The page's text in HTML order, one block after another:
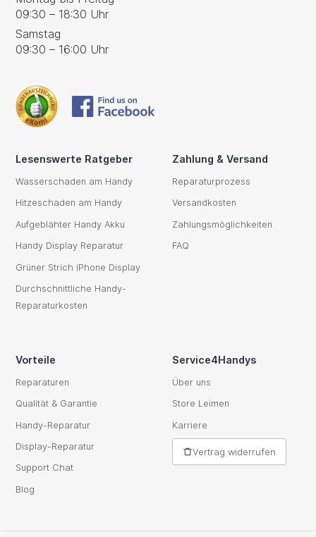
09:30 – 18:30 Uhr
Samstag
09:30 – 16:00 Uhr
Lesenswerte Ratgeber
Wasserschaden am Handy
Hitzeschaden am Handy
Aufgeblähter Handy Akku
Handy Display Reparatur
Grüner Strich iPhone Display
Durchschnittliche Handy-
Reparaturkosten
Zahlung & Versand
Reparaturprozess
Versandkosten
Zahlungsmöglichkeiten
FAQ
Vorteile
Reparaturen
Qualität & Garantie
Handy-Reparatur
Display-Reparatur
Support Chat
Blog
Service4Handys
Über uns
Store Leimen
Karriere
Vertrag widerrufen